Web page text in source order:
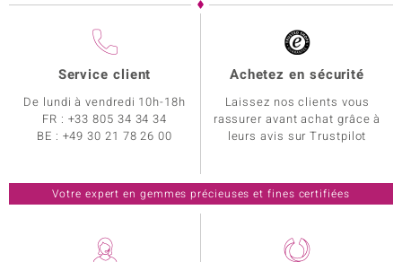
Service client
De lundi à vendredi 10h-18h
FR : +33 805 34 34 34
BE : +49 30 21 78 26 00
Achetez en sécurité
Laissez nos clients vous
rassurer avant achat grâce à
leurs avis sur Trustpilot
Votre expert en gemmes précieuses et fines certifiées